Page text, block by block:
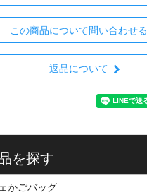
この商品について問い合わせる
返品について
を探す